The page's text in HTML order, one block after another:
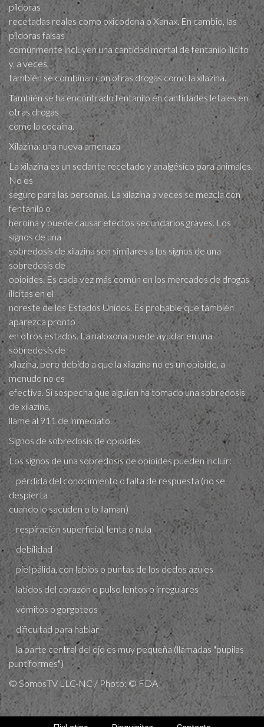
píldoras
recetadas reales como oxicodona o Xanax. En cambio, las
píldoras falsas
comúnmente incluyen una cantidad mortal de fentanilo ilícito
y, a veces,
también se combinan con otras drogas como la xilazina.
También se ha encontrado fentanilo en cantidades letales en
otras drogas
como la cocaína.
Xilazina: una nueva amenaz​a
La xilazina es un sedante recetado y analgésico para animales.
No es
seguro para las personas. La xilazina a veces se mezcla con
fentanilo o
heroína y puede causar efectos secundarios graves. Los
signos de una
sobredosis de xilazina son similares a los signos de una
sobredosis de
opioides. Es cada vez más común en los mercados de drogas
ilícitas en el
noreste de los Estados Unidos. Es probable que también
aparezca pronto
en otros estados. La naloxona puede ayudar en una
sobredosis de
xilazina, pero debido a que la xilazina no es un opioide, a
menudo no es
efectiva. Si sospecha que alguien ha tomado una sobredosis
de xilazina,
llame al 911 de inmediato.
Signos de sobre​dosis de opioides
Los signos de una sobredosis de opioides pueden incluir:
pérdida del conocimiento o falta de respuesta (no se
despierta
cuando lo sacuden o lo llaman)
respiración superficial, lenta o nula
debilidad
piel pálida, con labios o puntas de los dedos azules
latidos del corazón o pulso lentos o irregulares
vómitos o gorgoteos
dificultad para hablar
la parte central del ojo es muy pequeña (llamadas "pupilas
puntiformes")
© SomosTV LLC-NC / Photo: © FDA